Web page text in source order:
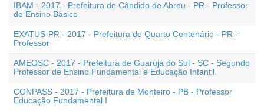
IBAM - 2017 - Prefeitura de Cândido de Abreu - PR - Professor
de Ensino Básico
EXATUS-PR - 2017 - Prefeitura de Quarto Centenário - PR -
Professor
AMEOSC - 2017 - Prefeitura de Guarujá do Sul - SC - Segundo
Professor de Ensino Fundamental e Educação Infantil
CONPASS - 2017 - Prefeitura de Monteiro - PB - Professor
Educação Fundamental I